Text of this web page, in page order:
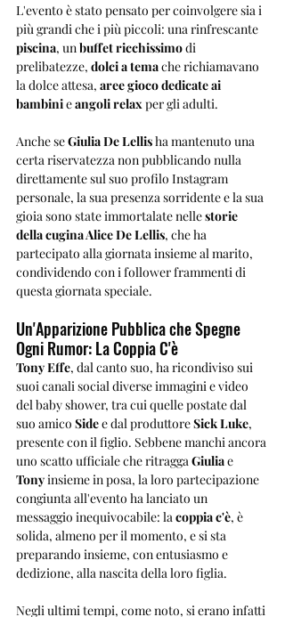
L'evento è stato pensato per coinvolgere sia i
più grandi che i più piccoli: una rinfrescante
piscina, un buffet ricchissimo di
prelibatezze, dolci a tema che richiamavano
la dolce attesa, aree gioco dedicate ai
bambini e angoli relax per gli adulti.
Anche se Giulia De Lellis ha mantenuto una
certa riservatezza non pubblicando nulla
direttamente sul suo profilo Instagram
personale, la sua presenza sorridente e la sua
gioia sono state immortalate nelle storie
della cugina Alice De Lellis, che ha
partecipato alla giornata insieme al marito,
condividendo con i follower frammenti di
questa giornata speciale.
Un'Apparizione Pubblica che Spegne
Ogni Rumor: La Coppia C'è
Tony Effe, dal canto suo, ha ricondiviso sui
suoi canali social diverse immagini e video
del baby shower, tra cui quelle postate dal
suo amico Side e dal produttore Sick Luke,
presente con il figlio. Sebbene manchi ancora
uno scatto ufficiale che ritragga Giulia e
Tony insieme in posa, la loro partecipazione
congiunta all'evento ha lanciato un
messaggio inequivocabile: la coppia c'è, è
solida, almeno per il momento, e si sta
preparando insieme, con entusiasmo e
dedizione, alla nascita della loro figlia.
Negli ultimi tempi, come noto, si erano infatti